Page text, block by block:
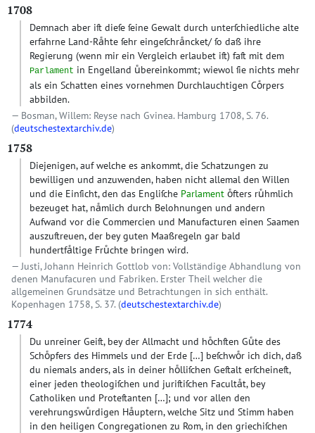
1708
Demnach aber iſt dieſe ſeine Gewalt durch unterſchiedliche alte
erfahrne Land-Raͤhte ſehr eingeſchraͤncket/ ſo daß ihre
Regierung (wenn mir ein Vergleich erlaubet iſt) faſt mit dem
Parlament in Engelland uͤbereinkommt; wiewol ſie nichts mehr
als ein Schatten eines vornehmen Durchlauchtigen Coͤrpers
abbilden.
Bosman, Willem: Reyse nach Gvinea. Hamburg 1708, S. 76.
(deutschestextarchiv.de)
1758
Diejenigen, auf welche es ankommt, die Schatzungen zu
bewilligen und anzuwenden, haben nicht allemal den Willen
und die Einſicht, den das Engliſche Parlament oͤfters ruͤhmlich
bezeuget hat, naͤmlich durch Belohnungen und andern
Aufwand vor die Commercien und Manufacturen einen Saamen
auszuſtreuen, der bey guten Maaßregeln gar bald
hundertfaͤltige Fruͤchte bringen wird.
Justi, Johann Heinrich Gottlob von: Vollständige Abhandlung von
denen Manufacuren und Fabriken. Erster Theil welcher die
allgemeinen Grundsätze und Betrachtungen in sich enthält.
Kopenhagen 1758, S. 37. (deutschestextarchiv.de)
1774
Du unreiner Geiſt, bey der Allmacht und hoͤchſten Guͤte des
Schoͤpfers des Himmels und der Erde […] beſchwoͤr ich dich, daß
du niemals anders, als in deiner hoͤlliſchen Geſtalt erſcheineſt,
einer jeden theologiſchen und juriſtiſchen Facultaͤt, bey
Catholiken und Proteſtanten […]; und vor allen den
verehrungswuͤrdigen Haͤuptern, welche Sitz und Stimm haben
in den heiligen Congregationen zu Rom, in den griechiſchen